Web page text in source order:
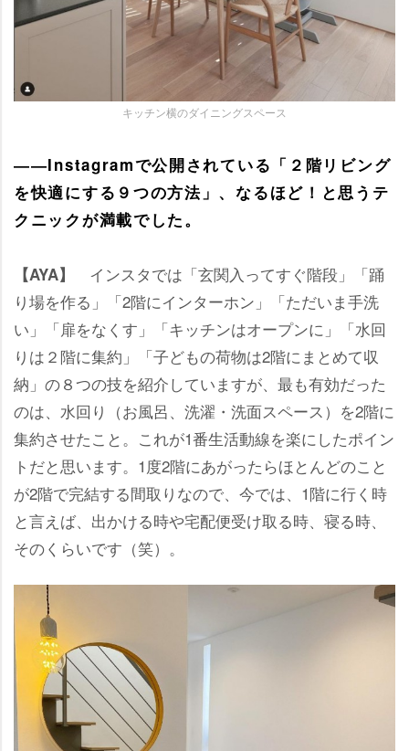
キッチン横のダイニングスペース
――Instagramで公開されている「２階リビング
を快適にする９つの方法」、なるほど！と思うテ
クニックが満載でした。
【AYA】
インスタでは「玄関入ってすぐ階段」「踊
り場を作る」「2階にインターホン」「ただいま手洗
い」「扉をなくす」「キッチンはオープンに」「水回
りは２階に集約」「子どもの荷物は2階にまとめて収
納」の８つの技を紹介していますが、最も有効だった
のは、水回り（お風呂、洗濯・洗面スペース）を2階に
集約させたこと。これが1番生活動線を楽にしたポイン
トだと思います。1度2階にあがったらほとんどのこと
が2階で完結する間取りなので、今では、1階に行く時
と言えば、出かける時や宅配便受け取る時、寝る時、
そのくらいです（笑）。